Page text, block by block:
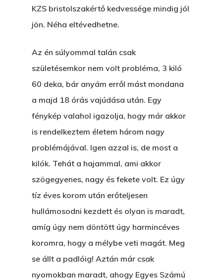
KZS bristolszakértő kedvessége mindig jól
jön. Néha eltévedhetne.
Az én súlyommal talán csak
születésemkor nem volt probléma, 3 kiló
60 deka, bár anyám erről mást mondana
a majd 18 órás vajúdása után. Egy
fénykép valahol igazolja, hogy már akkor
is rendelkeztem életem három nagy
problémájával. Igen azzal is, de most a
kilók. Tehát a hajammal, ami akkor
szögegyenes, nagy és fekete volt. Ez úgy
tíz éves korom után erőteljesen
hullámosodni kezdett és olyan is maradt,
amíg úgy nem döntött úgy harmincéves
koromra, hogy a mélybe veti magát. Meg
se állt a padlóig! Aztán már csak
nyomokban maradt, ahogy Egyes Számú